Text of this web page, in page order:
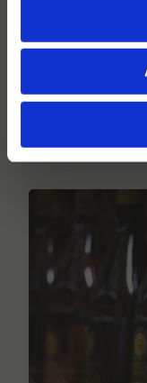
Ihr großer
seit über 75